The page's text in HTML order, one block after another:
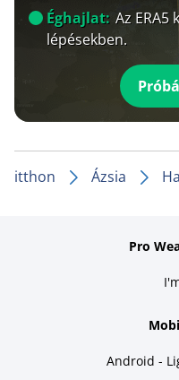
Éghajlat: Az
lépésekben.
itthon Ázsia
Pro
Android -